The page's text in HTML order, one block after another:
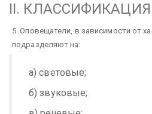
II. КЛАССИФИКАЦИЯ
5. Оповещатели, в зависимости от
подразделяют на:
а) световые;
б) звуковые;